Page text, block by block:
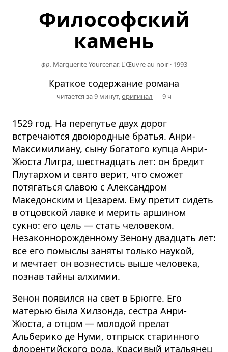
Философский
камень
фр. Marguerite Yourcenar. L'Œuvre au noir· 1993
Краткое содержание романа
читается за 9 минут,оригинал — 9 ч
1529 год. На перепутье двух дорог
встречаются двоюродные братья. Анри-
Максимилиану, сыну богатого купца Анри-
Жюста Лигра, шестнадцать лет: он бредит
Плутархом и свято верит, что сможет
потягаться славою с Александром
Македонским и Цезарем. Ему претит сидеть
в отцовской лавке и мерить аршином
сукно: его цель — стать человеком.
Незаконнорождённому Зенону двадцать лет:
все его помыслы заняты только наукой,
и мечтает он вознестись выше человека,
познав тайны алхимии.
Зенон появился на свет в Брюгге. Его
матерью была Хилзонда, сестра Анри-
Жюста, а отцом — молодой прелат
Альберико де Нуми, отпрыск старинного
флорентийского рода. Красивый итальянец